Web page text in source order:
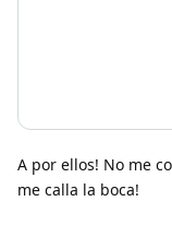
A por ellos! No me
me calla la boca!